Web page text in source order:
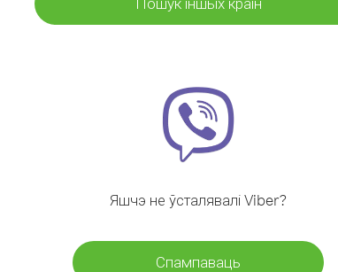
Яшчэ не ўсталявалі Viber?
Спампаваць